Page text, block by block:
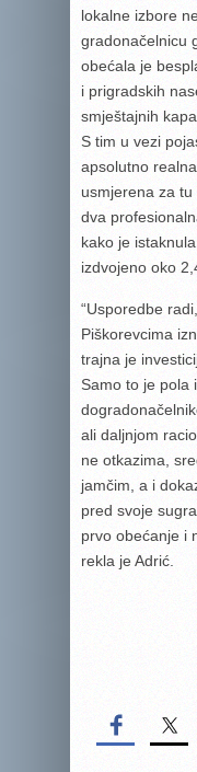
lokalne izbore
gradonačelnicu
obećala je
i prigradskih
smještajnih
S tim u vezi
apsolutno
usmjerena za
dva
kako je
izdvojeno oko
“Usporedbe
Piškorevcima
trajna je
Samo to je pola
ali daljnjom
ne otkazima,
jamčim, a i
pred svoje
prvo obećanje i
rekla je Adrić.